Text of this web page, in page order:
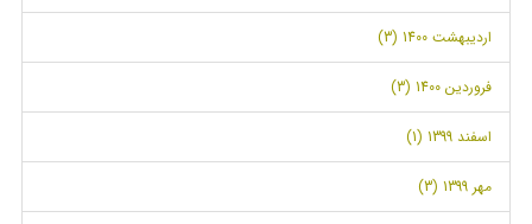
اردیبهشت 1400 (3)
فروردین 1400 (3)
اسفند 1399 (1)
مهر 1399 (3)